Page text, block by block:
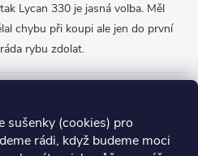
sušenky (cookies) pro
rádi, když budeme moci
Lycan 330 je jasná volba. Měl
chybu při koupi ale jen do první
rybu zdolat.